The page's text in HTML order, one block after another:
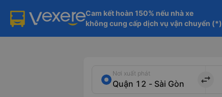
Cam kết hoàn 150% nếu nhà xe
không cung cấp dịch vụ vận chuyển (*)
Nơi xuất phát
import_export